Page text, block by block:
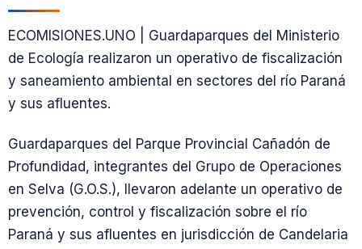
ECOMISIONES.UNO | Guardaparques del Ministerio
de Ecología realizaron un operativo de fiscalización
y saneamiento ambiental en sectores del río Paraná
y sus afluentes.
Guardaparques del Parque Provincial Cañadón de
Profundidad, integrantes del Grupo de Operaciones
en Selva (G.O.S.), llevaron adelante un operativo de
prevención, control y fiscalización sobre el río
Paraná y sus afluentes en jurisdicción de Candelaria